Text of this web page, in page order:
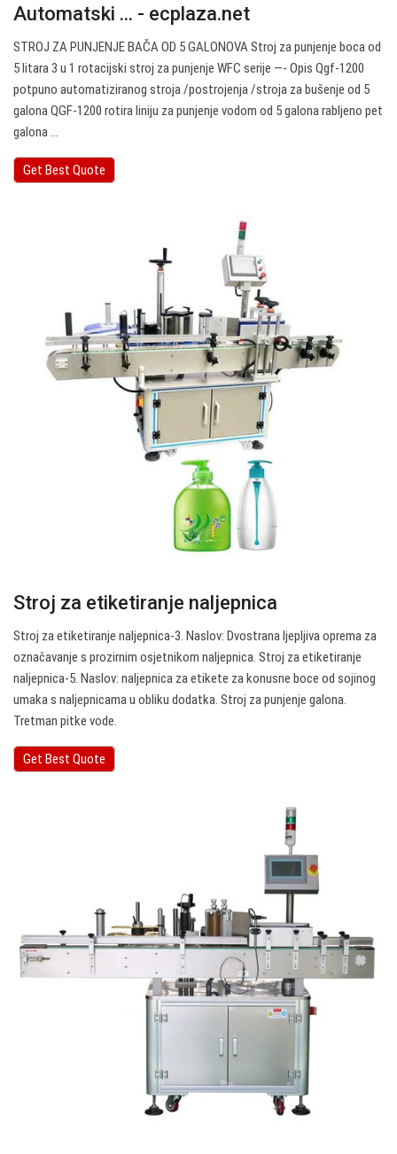
Automatski ... - ecplaza.net
STROJ ZA PUNJENJE BAČA OD 5 GALONOVA Stroj za punjenje boca od
5 litara 3 u 1 rotacijski stroj za punjenje WFC serije —- Opis Qgf-1200
potpuno automatiziranog stroja /postrojenja /stroja za bušenje od 5
galona QGF-1200 rotira liniju za punjenje vodom od 5 galona rabljeno pet
galona ...
Get Best Quote
Stroj za etiketiranje naljepnica
Stroj za etiketiranje naljepnica-3. Naslov: Dvostrana ljepljiva oprema za
označavanje s prozirnim osjetnikom naljepnica. Stroj za etiketiranje
naljepnica-5. Naslov: naljepnica za etikete za konusne boce od sojinog
umaka s naljepnicama u obliku dodatka. Stroj za punjenje galona.
Tretman pitke vode.
Get Best Quote